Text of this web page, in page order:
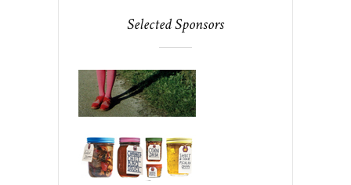
Selected Sponsors